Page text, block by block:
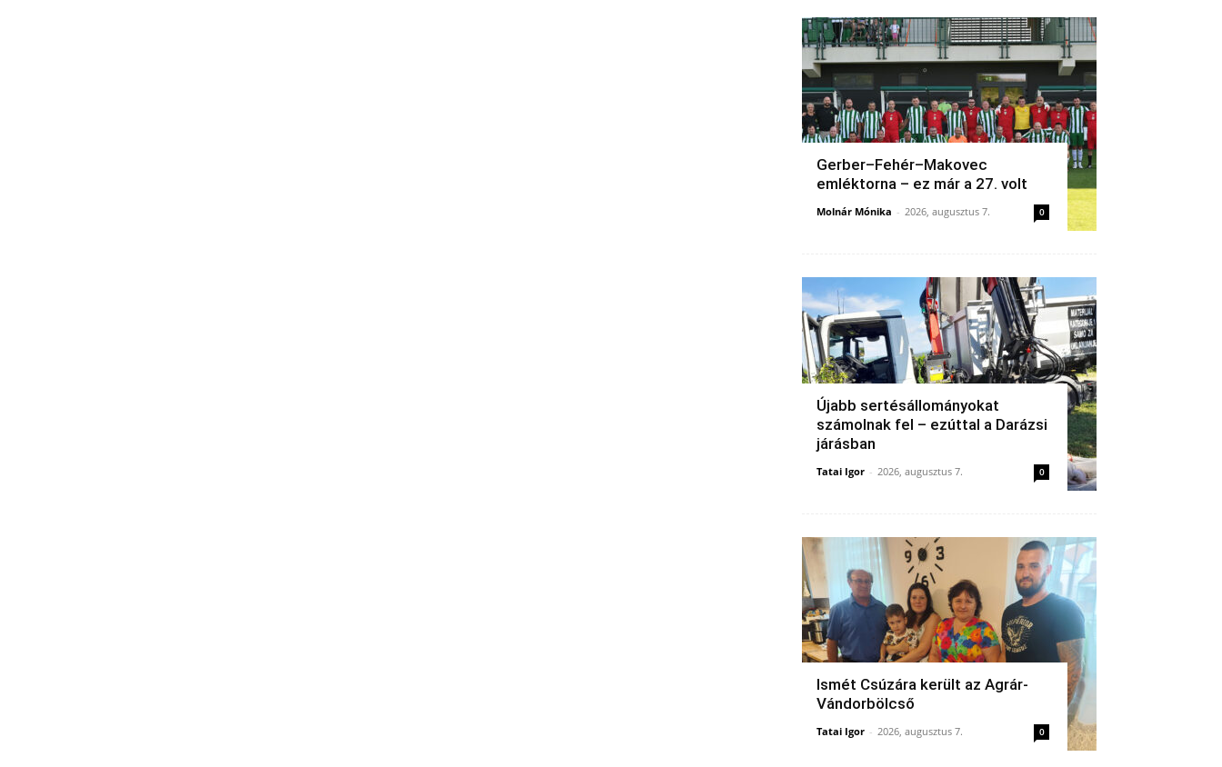
Gerber–Fehér–Makovec
emléktorna – ez már a 27. volt
Molnár Mónika - 2026, augusztus 7. 0
Újabb sertésállományokat
számolnak fel – ezúttal a Darázsi
járásban
Tatai Igor - 2026, augusztus 7. 0
Ismét Csúzára került az Agrár-
Vándorbölcső
Tatai Igor - 2026, augusztus 7. 0